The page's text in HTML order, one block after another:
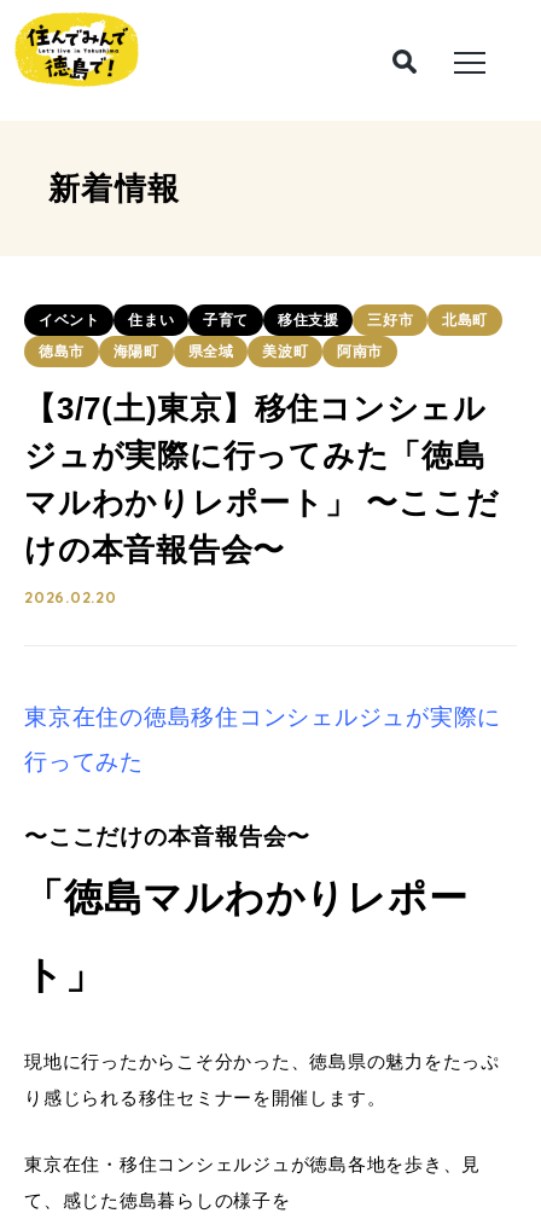
新着情報
イベント 住まい 子育て 移住支援 三好市
北島町
徳島市
海陽町 県全域 美波町 阿南市
【3/7(土)東京】移住コンシェル
ジュが実際に行ってみた「徳島
マルわかりレポート」 〜ここだ
けの本音報告会〜
2026.02.20
東京在住の徳島移住コンシェルジュが実際に
行ってみた
〜ここだけの本音報告会〜
「徳島マルわかりレポー
ト」
現地に行ったからこそ分かった、徳島県の魅力をたっぷ
り感じられる移住セミナーを開催します。
東京在住・移住コンシェルジュが徳島各地を歩き、見
て、感じた徳島暮らしの様子を